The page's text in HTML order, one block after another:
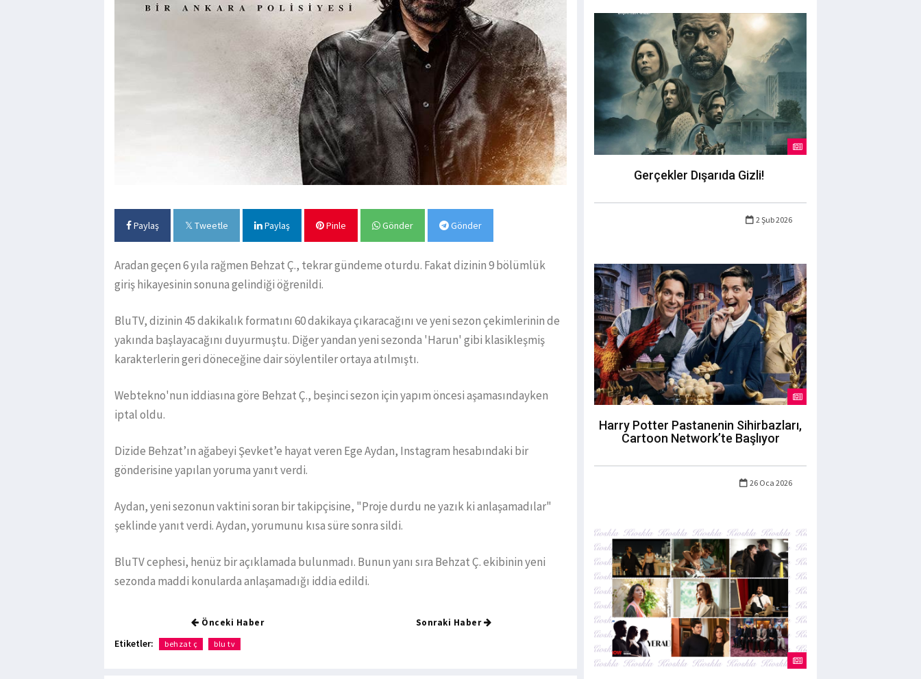
Paylaş Tweetle Paylaş Pinle Gönder Gönder
Aradan geçen 6 yıla rağmen Behzat Ç., tekrar gündeme oturdu. Fakat dizinin 9 bölümlük
giriş hikayesinin sonuna gelindiği öğrenildi.
BluTV, dizinin 45 dakikalık formatını 60 dakikaya çıkaracağını ve yeni sezon çekimlerinin de
yakında başlayacağını duyurmuştu. Diğer yandan yeni sezonda 'Harun' gibi klasikleşmiş
karakterlerin geri döneceğine dair söylentiler ortaya atılmıştı.
Webtekno'nun iddiasına göre Behzat Ç., beşinci sezon için yapım öncesi aşamasındayken
iptal oldu.
Dizide Behzat’ın ağabeyi Şevket’e hayat veren Ege Aydan, Instagram hesabındaki bir
gönderisine yapılan yoruma yanıt verdi.
Aydan, yeni sezonun vaktini soran bir takipçisine, "Proje durdu ne yazık ki anlaşamadılar"
şeklinde yanıt verdi. Aydan, yorumunu kısa süre sonra sildi.
BluTV cephesi, henüz bir açıklamada bulunmadı. Bunun yanı sıra Behzat Ç. ekibinin yeni
sezonda maddi konularda anlaşamadığı iddia edildi.
Önceki Haber Sonraki Haber
Etiketler: behzat ç blu tv
Gerçekler Dışarıda Gizli!
2 Şub 2026
Harry Potter Pastanenin Sihirbazları,
Cartoon Network’te Başlıyor
26 Oca 2026